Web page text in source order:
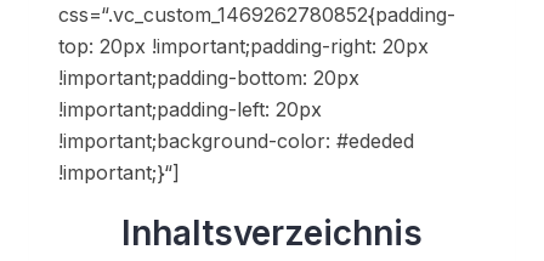
css=“.vc_custom_1469262780852{padding-
top: 20px !important;padding-right: 20px
!important;padding-bottom: 20px
!important;padding-left: 20px
!important;background-color: #ededed
!important;}“]
Inhaltsverzeichnis